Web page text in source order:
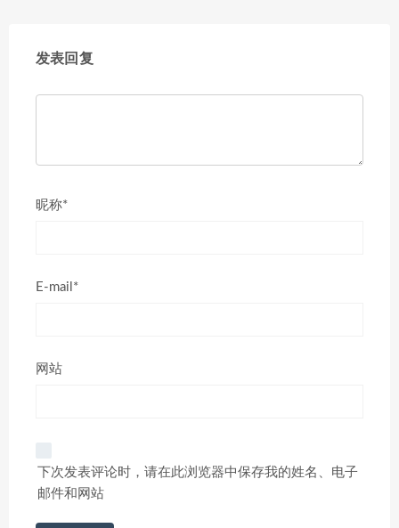
发表回复
昵称*
E-mail*
网站
下次发表评论时，请在此浏览器中保存我的姓名、电子
邮件和网站